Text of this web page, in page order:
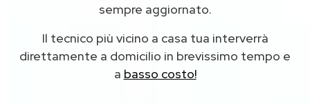
sempre aggiornato.
Il tecnico più vicino a casa tua interverrà
direttamente a domicilio in brevissimo tempo e
a basso costo!